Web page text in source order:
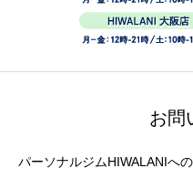
お問
パーソナルジムHIWALANIへ